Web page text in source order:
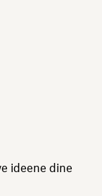
ideene dine